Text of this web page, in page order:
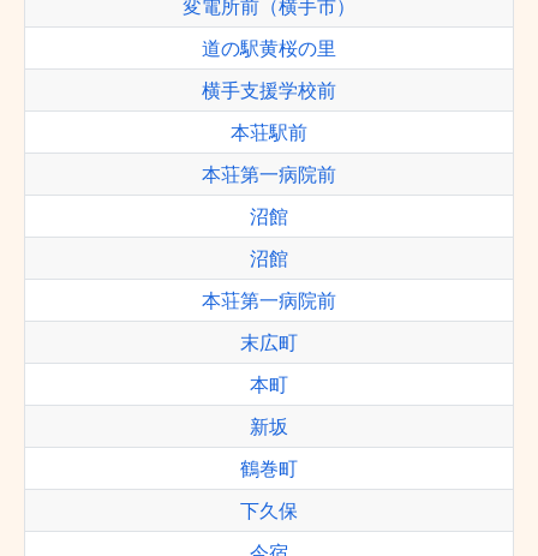
変電所前（横手市）
道の駅黄桜の里
横手支援学校前
本荘駅前
本荘第一病院前
沼館
沼館
本荘第一病院前
末広町
本町
新坂
鶴巻町
下久保